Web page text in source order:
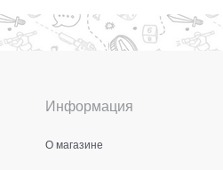
Информация
О магазине